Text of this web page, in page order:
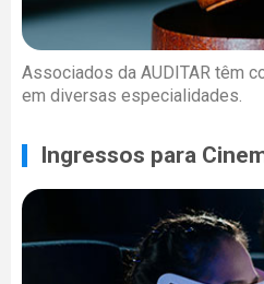
Associados da AUDITAR têm
em diversas especialidades.
Ingressos para